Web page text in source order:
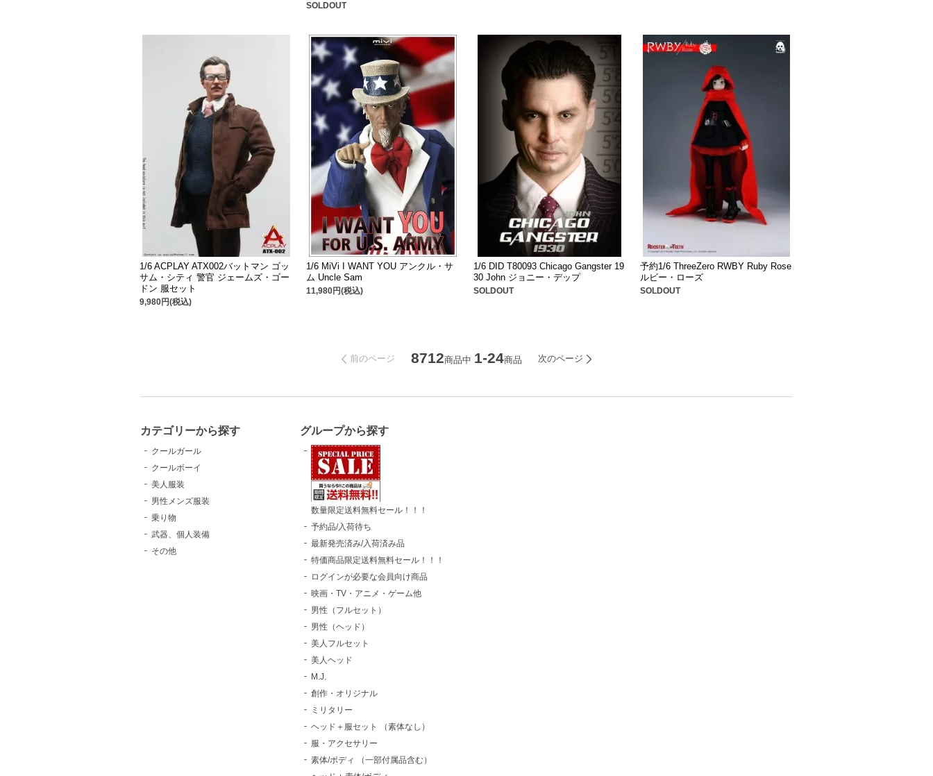
SOLDOUT
1/6 ACPLAY ATX002バットマン ゴッ
サム・シティ 警官 ジェームズ・ゴー
ドン 服セット
9,980円(税込)
1/6 MiVi I WANT YOU アンクル・サ
ム Uncle Sam
11,980円(税込)
1/6 DID T80093 Chicago Gangster 19
30 John ジョニー・デップ
SOLDOUT
予約1/6 ThreeZero RWBY Ruby Rose
ルビー・ローズ
SOLDOUT
前のページ 8712商品中 1-24商品 次のページ
カテゴリーから探す
クールガール
クールボーイ
美人服装
男性メンズ服装
乗り物
武器、個人装備
その他
グループから探す
数量限定送料無料セール！！！
予約品/入荷待ち
最新発売済み/入荷済み品
特価商品限定送料無料セール！！！
ログインが必要な会員向け商品
映画・TV・アニメ・ゲーム他
男性（フルセット）
男性（ヘッド）
美人フルセット
美人ヘッド
M.J.
創作・オリジナル
ミリタリー
ヘッド＋服セット （素体なし）
服・アクセサリー
素体/ボディ （一部付属品含む）